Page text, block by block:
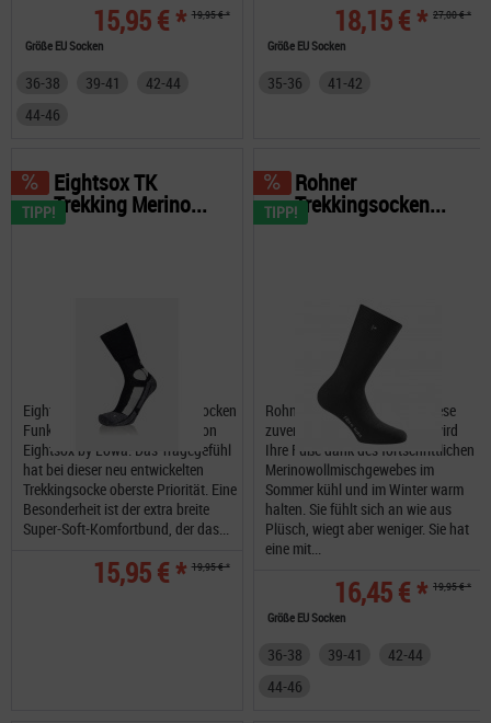
15,95 € * 19,95 € *
Größe EU Socken
36-38 39-41
42-44
44-46
18,15 € * 27,00 € *
Größe EU Socken
35-36 41-42
TIPP!
Eightsox TK Trekking Merino Socken
Funktionale Trekking Socken von
Eightsox by Lowa. Das Tragegefühl
hat bei dieser neu entwickelten
Trekkingsocke oberste Priorität. Eine
Besonderheit ist der extra breite
Super-Soft-Komfortbund, der das...
15,95 € * 19,95 € *
Eightsox TK
Trekking Merino... TIPP!
Rohner Fibre Light SuperR Diese
zuverlässige Outdoor-Socke wird
Ihre Füße dank des fortschrittlichen
Merinowollmischgewebes im
Sommer kühl und im Winter warm
halten. Sie fühlt sich an wie aus
Plüsch, wiegt aber weniger. Sie hat
eine mit...
16,45 € * 19,95 € *
Rohner
Trekkingsocken...
Größe EU Socken
36-38 39-41
42-44
44-46